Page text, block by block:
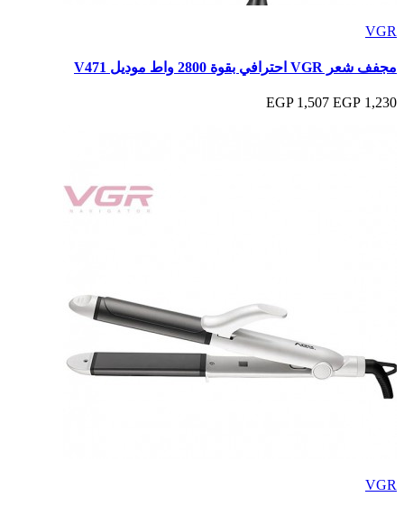
VGR
مجفف شعر VGR احترافي بقوة 2800 واط موديل V471
1,230 EGP
1,507 EGP
VGR